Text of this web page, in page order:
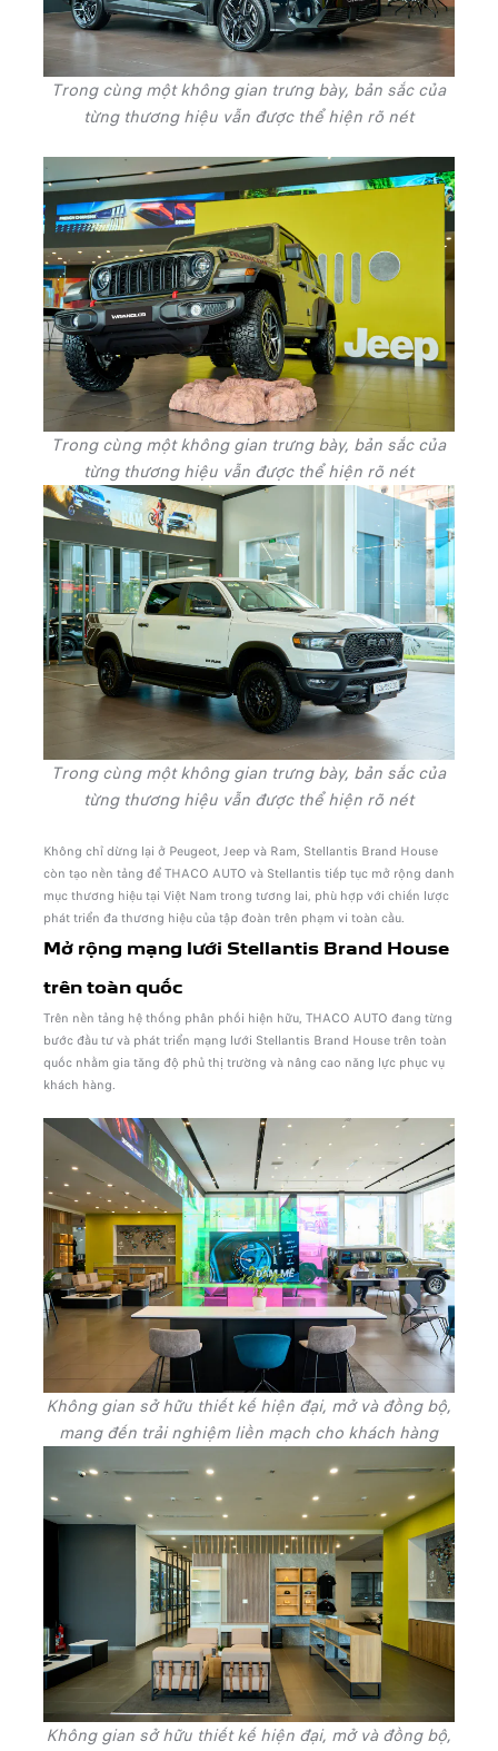
Trong cùng một không gian trưng bày, bản sắc của
từng thương hiệu vẫn được thể hiện rõ nét
Trong cùng một không gian trưng bày, bản sắc của
từng thương hiệu vẫn được thể hiện rõ nét
Trong cùng một không gian trưng bày, bản sắc của
từng thương hiệu vẫn được thể hiện rõ nét
Không chỉ dừng lại ở Peugeot, Jeep và Ram, Stellantis Brand House
còn tạo nền tảng để THACO AUTO và Stellantis tiếp tục mở rộng danh
mục thương hiệu tại Việt Nam trong tương lai, phù hợp với chiến lược
phát triển đa thương hiệu của tập đoàn trên phạm vi toàn cầu.
Mở rộng mạng lưới Stellantis Brand House
trên toàn quốc
Trên nền tảng hệ thống phân phối hiện hữu, THACO AUTO đang từng
bước đầu tư và phát triển mạng lưới Stellantis Brand House trên toàn
quốc nhằm gia tăng độ phủ thị trường và nâng cao năng lực phục vụ
khách hàng.
Không gian sở hữu thiết kế hiện đại, mở và đồng bộ,
mang đến trải nghiệm liền mạch cho khách hàng
Không gian sở hữu thiết kế hiện đại, mở và đồng bộ,